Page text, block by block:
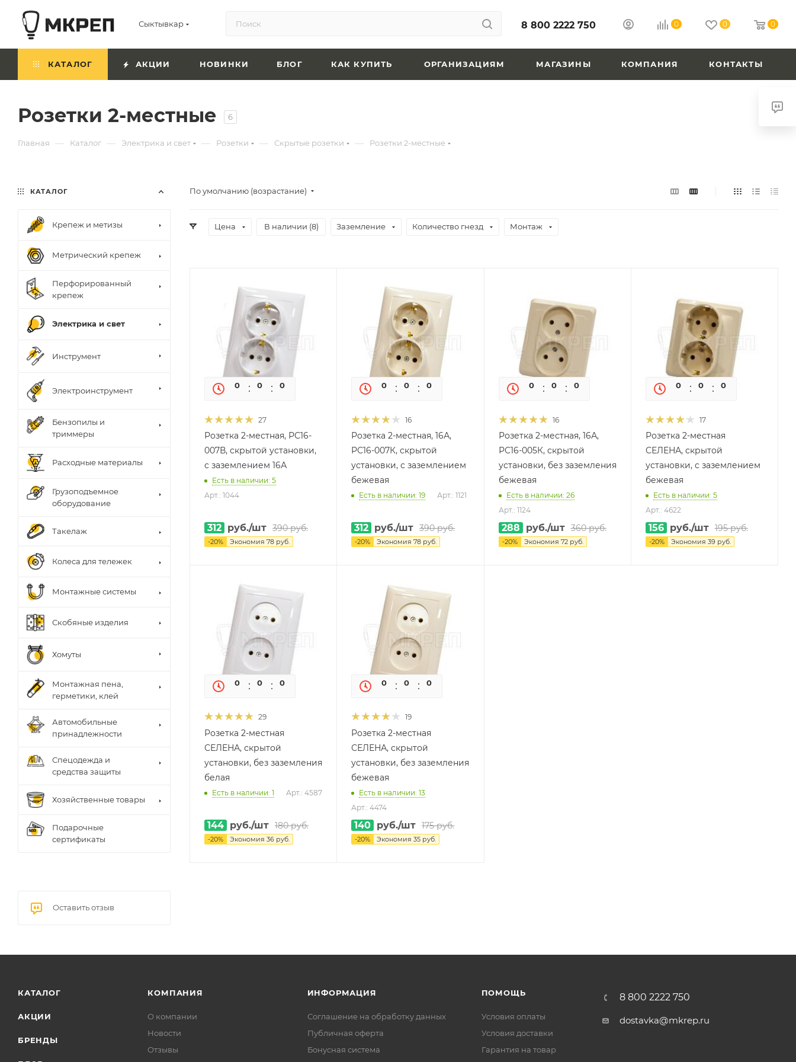
Сыктывкар 8 800 2222 750 0 0 0
КАТАЛОГ АКЦИИ НОВИНКИ БЛОГ КАК КУПИТЬ ОРГАНИЗАЦИЯМ МАГАЗИНЫ КОМПАНИЯ КОНТАКТЫ
Розетки 2-местные 6
Главная — Каталог — Электрика и свет — Розетки — Скрытые розетки — Розетки 2-местные
По умолчанию (возрастание)
Цена В наличии (8) Заземление Количество гнезд Монтаж
0 0 0
27
Розетка 2-местная, РС16-
007В, скрытой установки,
с заземлением 16А
Есть в наличии: 5
Арт.: 1044
312 руб./шт 390руб.
-20% Экономия 78 руб.
0 0 0
16
Розетка 2-местная, 16А,
РС16-007К, скрытой
установки, с заземлением
бежевая
Есть в наличии: 19 Арт.: 1121
312 руб./шт 390руб.
-20% Экономия78 руб.
0 0 0
16
Розетка 2-местная, 16А,
РС16-005К, скрытой
установки, без заземления
бежевая
Есть в наличии: 26
Арт.: 1124
288 руб./шт 360руб.
-20% Экономия 72руб.
0 0 0
17
Розетка 2-местная
СЕЛЕНА, скрытой
установки, с заземлением
бежевая
Есть в наличии: 5
Арт.: 4622
156 руб./шт 195руб.
-20% Экономия 39 руб.
0 0 0
29
Розетка 2-местная
СЕЛЕНА, скрытой
установки, без заземления
белая
Есть в наличии: 1 Арт.: 4587
144 руб./шт 180руб.
-20% Экономия 36 руб.
0 0 0
19
Розетка 2-местная
СЕЛЕНА, скрытой
установки, без заземления
бежевая
Есть в наличии: 13
Арт.: 4474
140 руб./шт 175руб.
-20% Экономия35 руб.
КАТАЛОГ
Крепеж и метизы
Метрический крепеж
Перфорированный
крепеж
Электрика и свет
Инструмент
Электроинструмент
Бензопилы и
триммеры
Расходные материалы
Грузоподъемное
оборудование
Такелаж
Колеса для тележек
Монтажные системы
Скобяные изделия
Хомуты
Монтажная пена,
герметики, клей
Автомобильные
принадлежности
Спецодежда и
средства защиты
Хозяйственные товары
Подарочные
сертификаты
Оставить отзыв
КАТАЛОГ
АКЦИИ
БРЕНДЫ
КОМПАНИЯ
О компании
Новости
Отзывы
ИНФОРМАЦИЯ
Соглашение на обработку данных
Публичная оферта
Бонусная система
ПОМОЩЬ
Условия оплаты
Условия доставки
Гарантия на товар
8 800 2222 750
dostavka@mkrep.ru